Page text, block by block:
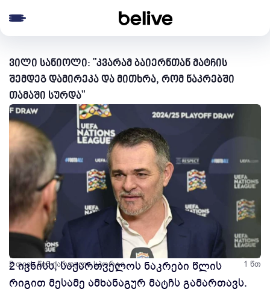
ვილი სანიოლი: "კვარამ ბაიერნთან მატჩის
შემდეგ დამირეკა და მითხრა, რომ ნაკრებში
თამაში სურდა"
2 თვის წინ ქართული სპორტი 1 წთ
2 ივნისს, საქართველოს ნაკრები წლის
რიგით მესამე ამხანაგურ მატჩს გამართავს.